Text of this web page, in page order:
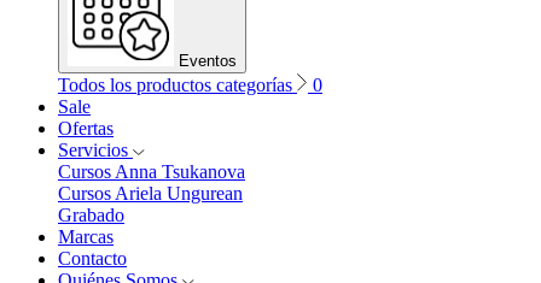
Eventos
Todos los productos categorías
0
Sale
Ofertas
Servicios
Cursos Anna Tsukanova
Cursos Ariela Ungurean
Grabado
Marcas
Contacto